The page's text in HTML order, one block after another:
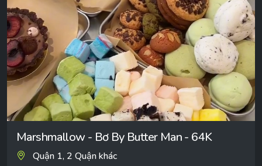
Marshmallow - Bơ By Butter Man - 64K
Quận 1, 2 Quận khác